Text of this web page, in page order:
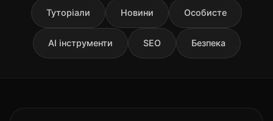
Туторіали Новини Особисте
AI інструменти SEO Безпека